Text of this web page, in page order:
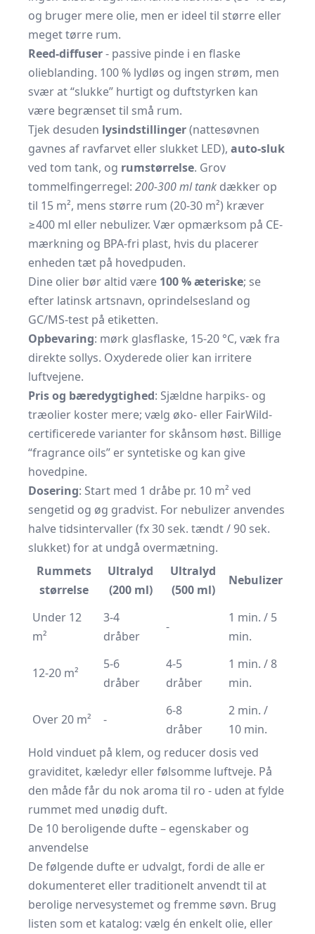
og bruger mere olie, men er ideel til større eller
meget tørre rum.
Reed-diffuser- passive pinde i en flaske
olieblanding. 100 % lydløs og ingen strøm, men
svær at “slukke” hurtigt og duftstyrken kan
være begrænset til små rum.
Tjek desuden lysindstillinger(nattesøvnen
gavnes af ravfarvet eller slukket LED), auto-sluk
ved tom tank, og rumstørrelse. Grov
tommelfingerregel: 200-300 ml tank dækk­er op
til 15 m², mens større rum (20-30 m²) kræver
≥400 ml eller nebulizer. Vær opmærksom på CE-
mærkning og BPA-fri plast, hvis du placerer
enheden tæt på hovedpuden.
Dine olier bør altid være 100 % æteriske; se
efter latinsk artsnavn, oprindelsesland og
GC/MS-test på etiketten.
Opbevaring: mørk glasflaske, 15-20 °C, væk fra
direkte sollys. Oxyderede olier kan irritere
luftvejene.
Pris og bæredygtighed: Sjældne harpiks- og
træolier koster mere; vælg øko- eller FairWild-
certificerede varianter for skånsom høst. Billige
“fragrance oils” er syntetiske og kan give
hovedpine.
Dosering: Start med 1 dråbe pr. 10 m² ved
sengetid og øg gradvist. For nebulizer anvendes
halve tidsintervaller (fx 30 sek. tændt / 90 sek.
slukket) for at undgå overmætning.
Rummets
størrelse
Ultralyd
(200 ml)
Ultralyd
(500 ml)
Nebulizer
Under 12
m²
3-4
dråber
-
1 min. / 5
min.
12-20 m²
5-6
dråber
4-5
dråber
1 min. / 8
min.
Over 20 m² -
6-8
dråber
2 min. /
10 min.
Hold vinduet på klem, og reducer dosis ved
graviditet, kæledyr eller følsomme luftveje. På
den måde får du nok aroma til ro - uden at fylde
rummet med unødig duft.
De 10 beroligende dufte – egenskaber og
anvendelse
De følgende dufte er udvalgt, fordi de alle er
dokumenteret eller traditionelt anvendt til at
berolige nervesystemet og fremme søvn. Brug
listen som et katalog: vælg én enkelt olie, eller